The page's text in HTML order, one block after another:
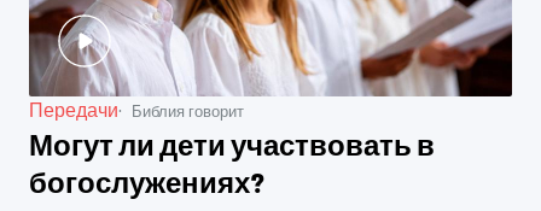
Передачи Библия говорит
Могут ли дети участвовать в
богослужениях?